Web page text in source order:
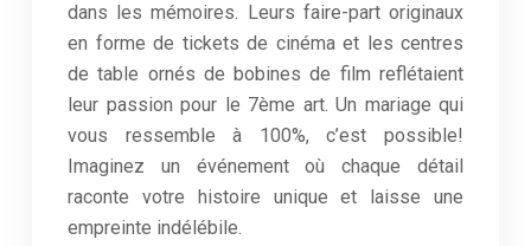
dans les mémoires. Leurs faire-part originaux
en forme de tickets de cinéma et les centres
de table ornés de bobines de film reflétaient
leur passion pour le 7ème art. Un mariage qui
vous ressemble à 100%, c’est possible!
Imaginez un événement où chaque détail
raconte votre histoire unique et laisse une
empreinte indélébile.